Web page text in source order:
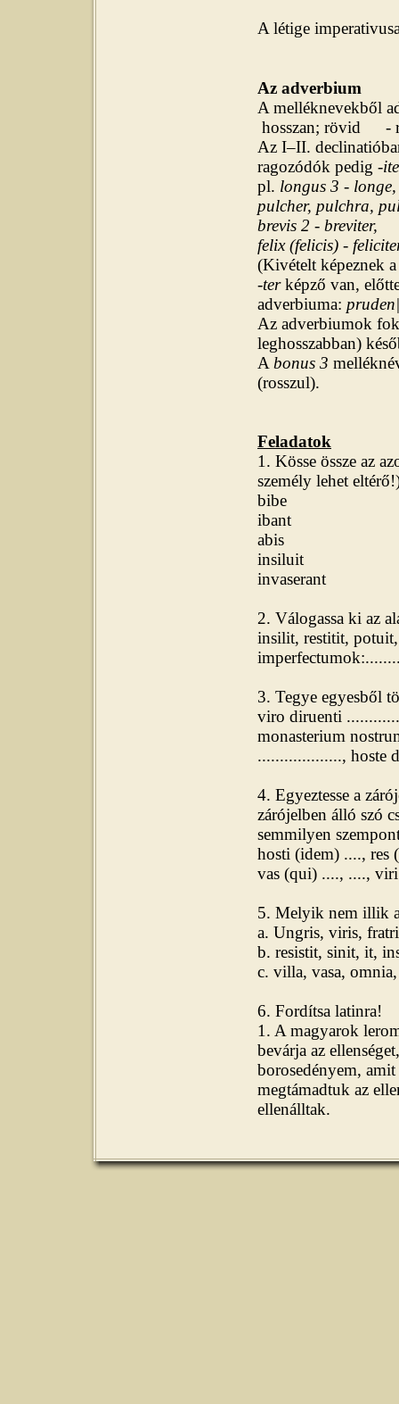
A létige
Az adverbium
A melléknevekből
hosszan; rövid
-
Az I–II.
ragozódók pedig -
pl. longus 3 - longe,
pulcher, pulchra,
brevis 2 - breviter,
felix (felicis) -
(Kivételt képeznek
-terképző van,
adverbiuma:
Az adverbiumok
leghosszabban)
A bonus 3
(rosszul).
Feladatok
1. Kösse össze az
személy lehet
bibe
ibant
abis
insiluit
invaserant
2. Válogassa ki az
insilit, restitit,
3. Tegye egyesből
viro diruenti
monasterium
..................., hoste
4. Egyeztesse a
zárójelben álló szó
semmilyen
hosti (idem) ....,
vas (qui) ...., ....,
5. Melyik nem illik
a. Ungris, viris,
b. resistit, sinit, it,
c. villa, vasa,
6. Fordítsa latinra!
1. A magyarok
bevárja az
borosedényem,
megtámadtuk az
ellenálltak.